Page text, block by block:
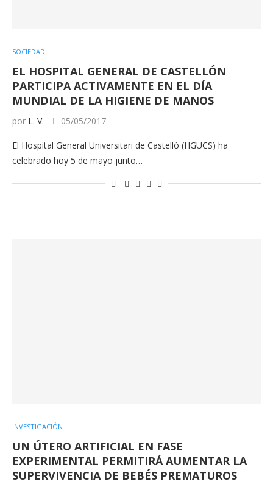
SOCIEDAD
EL HOSPITAL GENERAL DE CASTELLÓN
PARTICIPA ACTIVAMENTE EN EL DÍA
MUNDIAL DE LA HIGIENE DE MANOS
por L. V. 05/05/2017
El Hospital General Universitari de Castelló (HGUCS) ha
celebrado hoy 5 de mayo junto…
INVESTIGACIÓN
UN ÚTERO ARTIFICIAL EN FASE
EXPERIMENTAL PERMITIRÁ AUMENTAR LA
SUPERVIVENCIA DE BEBÉS PREMATUROS